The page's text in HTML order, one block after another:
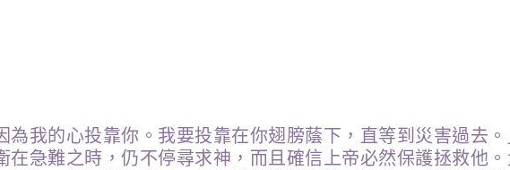
為我的心投靠你。我要投靠在你翅膀蔭下，直等到災害過去
在急難之時，仍不停尋求神，而且確信上帝必然保護拯救他